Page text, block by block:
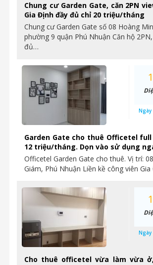
Chung cư Garden Gate, căn 2PN
Gia Định đầy đủ chỉ 20 triệu/tháng
Chung cư Garden Gate số 08 Hoàng
phường 9 quận Phú Nhuận Căn hộ
đủ…
Garden Gate cho thuê Officetel
12 triệu/tháng. Dọn vào sử dụng
Officetel Garden Gate cho thuê. Vị trí:
Giám, Phú Nhuận Liền kề công viên
Ngày
Cho thuê officetel vừa làm vừa
Ngày